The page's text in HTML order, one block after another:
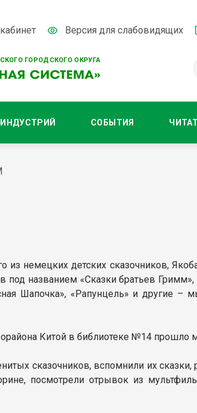
ГОРОДСКОГО ОКРУГА
Версия для слабовидящих
СОБЫТИЯ
из немецких детских сказочников,
под названием «Сказки братьев
Шапочка», «Рапунцель» и другие –
Китой в библиотеке №14 прошло
сказочников, вспомнили их
посмотрели отрывок из